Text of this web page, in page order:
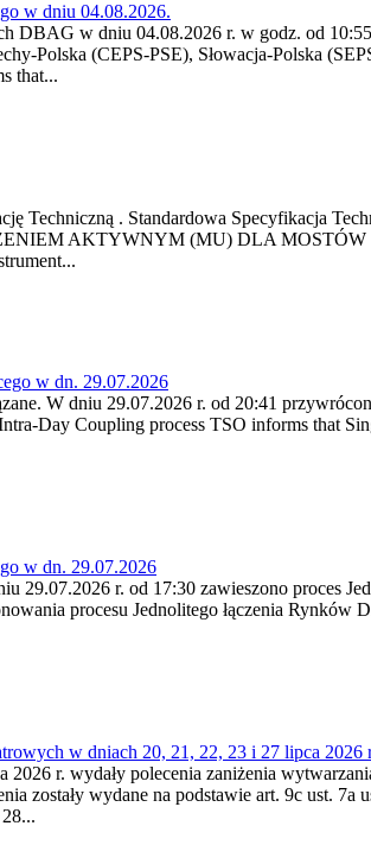
w dniu 04.08.2026.
DBAG w dniu 04.08.2026 r. w godz. od
Polska (CEPS-PSE), Słowacja-Polska
that...
Techniczną . Standardowa Specyfikacja
AKTYWNYM (MU) DLA MOSTÓW
w dn. 29.07.2026
W dniu 29.07.2026 r. od 20:41
Day Coupling process TSO informs that
w dn. 29.07.2026
r. od 17:30 zawieszono proces
procesu Jednolitego łączenia Rynków
w dniach 20, 21, 22, 23 i 27 lipca 2026
r. wydały polecenia zaniżenia
zostały wydane na podstawie art. 9c ust.